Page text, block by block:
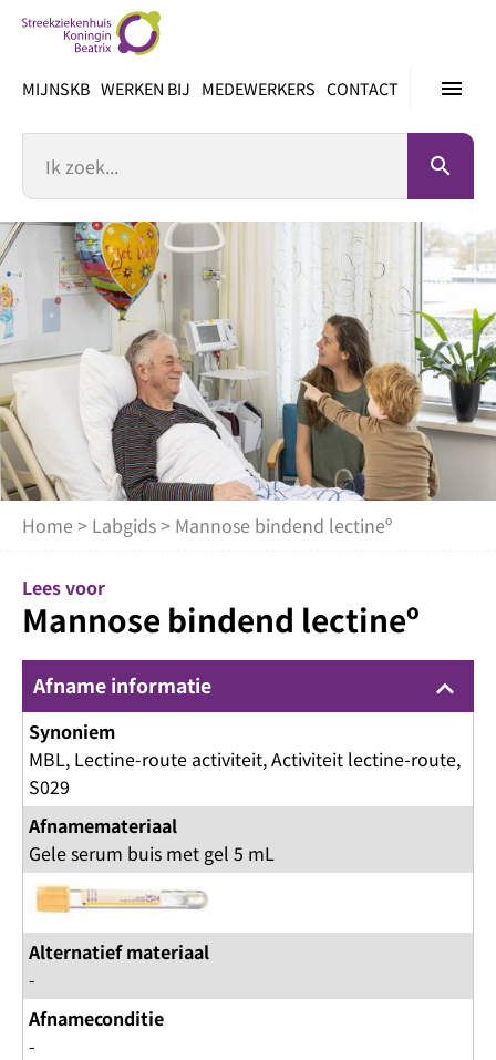
inhoud
menu
MIJNSKB WERKEN BIJ MEDEWERKERS CONTACT
search
Home > Labgids> Mannose bindend lectineº
Lees voor
Mannose bindend lectineº
Afname informatie keyboard_arrow_up
Synoniem
MBL, Lectine-route activiteit, Activiteit lectine-route,
S029
Afnamemateriaal
Gele serum buis met gel 5 mL
Alternatief materiaal
-
Afnameconditie
-